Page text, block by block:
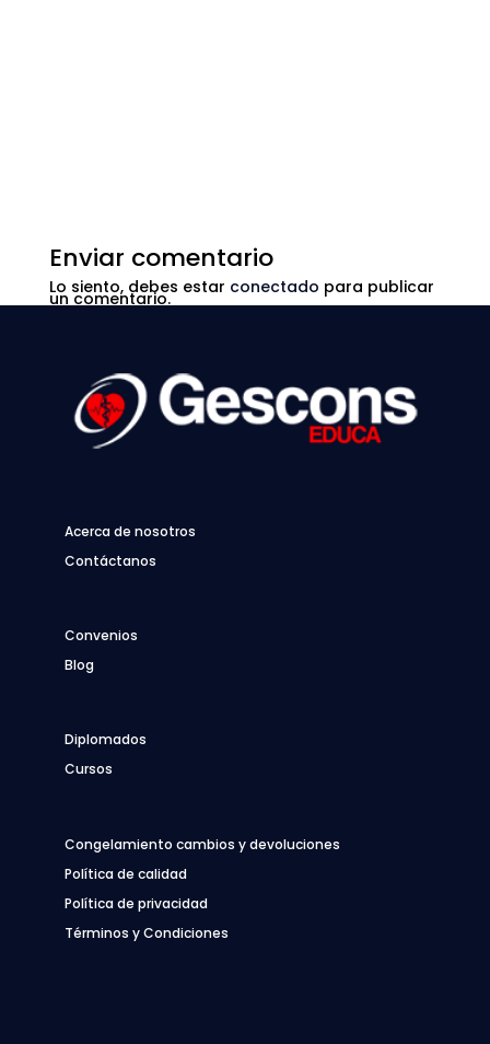
Enviar comentario
Lo siento, debes estar conectado para publicar
un comentario.
Acerca de nosotros
Contáctanos
Convenios
Blog
Diplomados
Cursos
Congelamiento cambios y devoluciones
Política de calidad
Política de privacidad
Términos y Condiciones